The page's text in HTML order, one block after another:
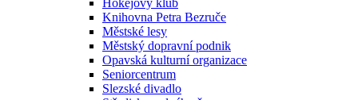
Hokejový klub
Knihovna Petra Bezruče
Městské lesy
Městský dopravní podnik
Opavská kulturní organizace
Seniorcentrum
Slezské divadlo